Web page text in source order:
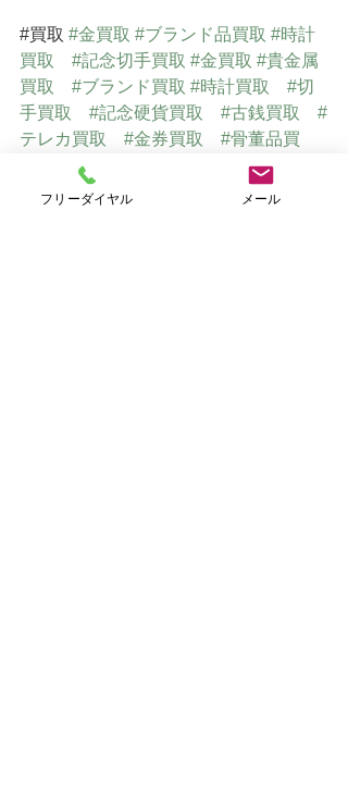
#買取 #金買取 #ブランド品買取 #時計
買取
#記念切手買取 #金買取 #貴金属
買取
#ブランド買取 #時計買取
#切
手買取
#記念硬貨買取 #古銭買取
#
テレカ買取
#金券買取
#骨董品買
#美術品買取
フリーダイヤル メール